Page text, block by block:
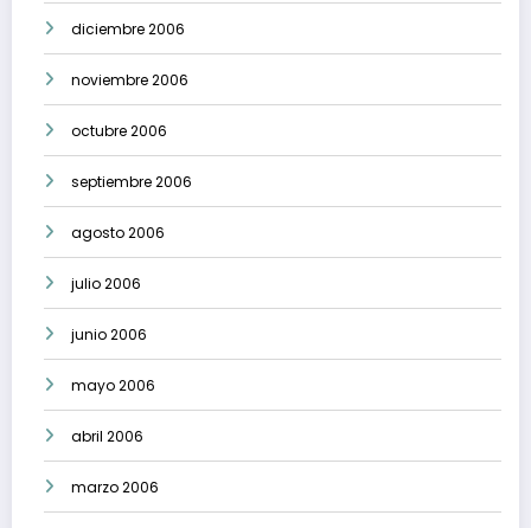
diciembre 2006
noviembre 2006
octubre 2006
septiembre 2006
agosto 2006
julio 2006
junio 2006
mayo 2006
abril 2006
marzo 2006